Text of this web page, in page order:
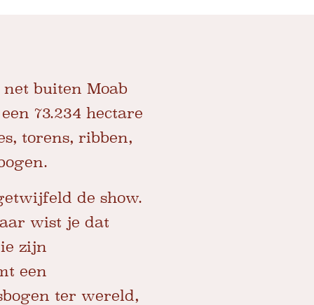
buiten Moab
73.234 hectare
torens, ribben,
de show.
wist je dat
zijn
een
ter wereld,